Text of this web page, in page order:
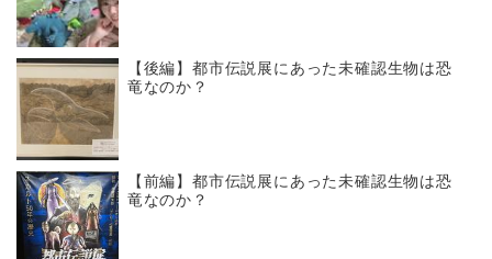
【後編】都市伝説展にあった未確認生物は恐
竜なのか？
【前編】都市伝説展にあった未確認生物は恐
竜なのか？